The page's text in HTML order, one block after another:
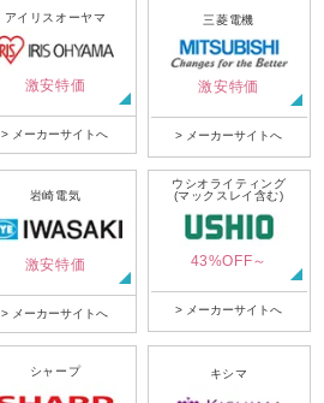
アイリスオーヤマ
激安特価
> メーカーサイトへ
三菱電機
激安特価
> メーカーサイトへ
岩崎電気
激安特価
> メーカーサイトへ
ウシオライティング
(マックスレイ含む)
43%OFF～
> メーカーサイトへ
シャープ キシマ